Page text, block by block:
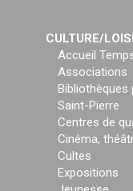
CULTURE/
Accueil
Associations
Bibliothèques
Saint-Pierre
Centres de
Cinéma,
Cultes
Expositions